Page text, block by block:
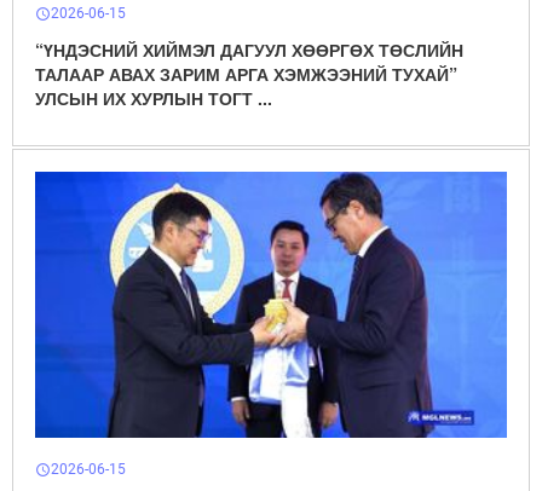
schedule2026-06-15
“ҮНДЭСНИЙ ХИЙМЭЛ ДАГУУЛ ХӨӨРГӨХ ТӨСЛИЙН
ТАЛААР АВАХ ЗАРИМ АРГА ХЭМЖЭЭНИЙ ТУХАЙ”
УЛСЫН ИХ ХУРЛЫН ТОГТ ...
schedule2026-06-15